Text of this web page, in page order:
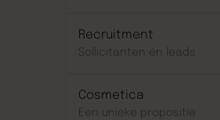
Recruitment
Sollicitanten én leads
Cosmetica
Een unieke propositie